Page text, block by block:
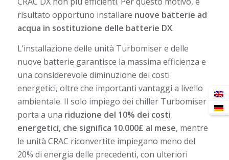
risultato opportuno installare nuove batterie ad
acqua in sostituzione delle batterie DX.
L’installazione delle unità Turbomiser e delle
nuove batterie garantisce la massima efficienza e
una considerevole diminuzione dei costi
energetici, oltre che importanti vantaggi a livello
ambientale. Il solo impiego dei chiller Turbomiser
porta a una riduzione del 10% dei costi
energetici, che significa 10.000£ al mese, mentre
le unità CRAC riconvertite impiegano meno del
20% di energia delle precedenti, con ulteriori